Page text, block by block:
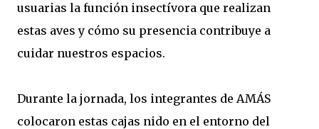
usuarias la función insectívora que realizan
estas aves y cómo su presencia contribuye a
cuidar nuestros espacios.
Durante la jornada, los integrantes de AMÁS
colocaron estas cajas nido en el entorno del